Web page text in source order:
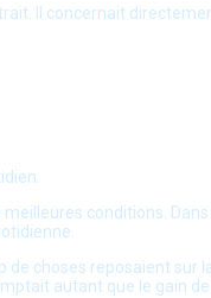
Il concernait
conditions. Dans
choses reposaient sur
autant que le gain